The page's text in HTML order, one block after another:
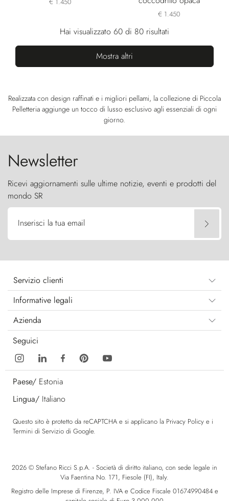
€ 1.450
Hai visualizzato 60 di 80 risultati
Mostra altri
Realizzata con design raffinati e i migliori pellami, la collezione di Piccola
Pelletteria aggiunge un tocco di lusso esclusivo agli essenziali di ogni
giorno.
Newsletter
Ricevi aggiornamenti sulle ultime notizie, eventi e prodotti del
mondo SR
Inserisci la tua email
Servizio clienti
Informative legali
Azienda
Seguici
Paese/ Estonia
Lingua/ Italiano
Questo sito è protetto da reCAPTCHA e si applicano la Privacy Policy e i
Termini di Servizio di Google.
2026 © Stefano Ricci S.p.A. - Società di diritto italiano, con sede legale in
Via Faentina No. 171, Fiesole (FI), Italy.
Registro delle Imprese di Firenze, P. IVA e Codice Fiscale 01674990484 e